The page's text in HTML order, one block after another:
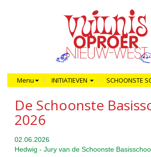
Menu INITIATIEVEN SCHOONSTE
De Schoonste
2026
02.06.2026
Hedwig - Jury van de Schoonste